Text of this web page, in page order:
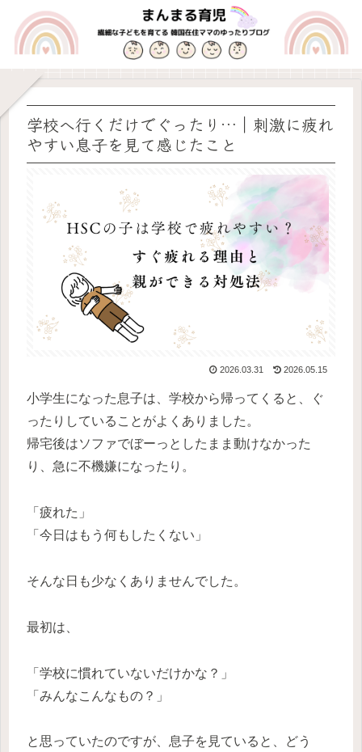
学校へ行くだけでぐったり…｜刺激に疲れ
やすい息子を見て感じたこと
2026.03.31 2026.05.15
小学生になった息子は、学校から帰ってくると、ぐ
ったりしていることがよくありました。
帰宅後はソファでぼーっとしたまま動けなかった
り、急に不機嫌になったり。
「疲れた」
「今日はもう何もしたくない」
そんな日も少なくありませんでした。
最初は、
「学校に慣れていないだけかな？」
「みんなこんなもの？」
と思っていたのですが、息子を見ていると、どう